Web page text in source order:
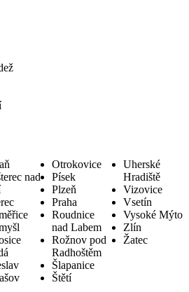
nad
Otrokovice
Písek
Plzeň
Praha
Roudnice
nad Labem
Rožnov pod
Radhoštěm
Šlapanice
Štětí
Uherské
Hradiště
Vizovice
Vsetín
Vysoké Mýto
Zlín
Žatec